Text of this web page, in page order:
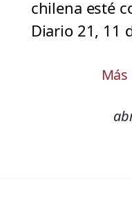
chilena esté
Diario 21, 11